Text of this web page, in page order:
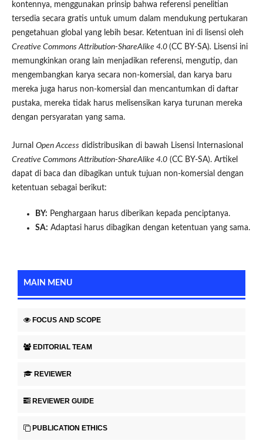
kontennya, menggunakan prinsip bahwa referensi penelitian
tersedia secara gratis untuk umum dalam mendukung pertukaran
pengetahuan global yang lebih besar. Ketentuan ini di lisensi oleh
Creative Commons Attribution-ShareAlike 4.0 (CC BY-SA). Lisensi ini
memungkinkan orang lain menjadikan referensi, mengutip, dan
mengembangkan karya secara non-komersial, dan karya baru
mereka juga harus non-komersial dan mencantumkan di daftar
pustaka, mereka tidak harus melisensikan karya turunan mereka
dengan persyaratan yang sama.
Jurnal Open Access didistribusikan di bawah Lisensi Internasional
Creative Commons Attribution-ShareAlike 4.0(CC BY-SA). Artikel
dapat di baca dan dibagikan untuk tujuan non-komersial dengan
ketentuan sebagai berikut:
BY: Penghargaan harus diberikan kepada penciptanya.
SA: Adaptasi harus dibagikan dengan ketentuan yang sama.
MAIN MENU
FOCUS AND SCOPE
EDITORIAL TEAM
REVIEWER
REVIEWER GUIDE
PUBLICATION ETHICS